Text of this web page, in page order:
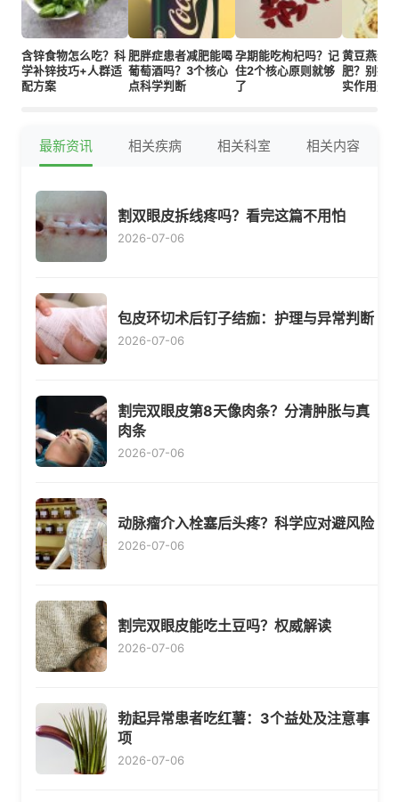
含锌食物怎么吃？科
学补锌技巧+人群适
配方案
肥胖症患者减肥能喝
葡萄酒吗？3个核心
点科学判断
孕期能吃枸杞吗？记
住2个核心原则就够
了
黄豆燕麦
肥？别搞
实作用是
最新资讯 相关疾病 相关科室 相关内容
割双眼皮拆线疼吗？看完这篇不用怕
2026-07-06
包皮环切术后钉子结痂：护理与异常判断
2026-07-06
割完双眼皮第8天像肉条？分清肿胀与真
肉条
2026-07-06
动脉瘤介入栓塞后头疼？科学应对避风险
2026-07-06
割完双眼皮能吃土豆吗？权威解读
2026-07-06
勃起异常患者吃红薯：3个益处及注意事
项
2026-07-06